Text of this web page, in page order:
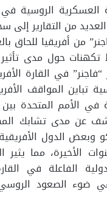
أشارت العديد من
من أفريقيا للحاق
حول مدى
“فاجنر” في القارة
تباين المواقف
في الأمم المتحدة
عن مدى تشابك
وبعض الدول
الأخيرة، مما يثير
الفاعلة في
ضوء الصعود